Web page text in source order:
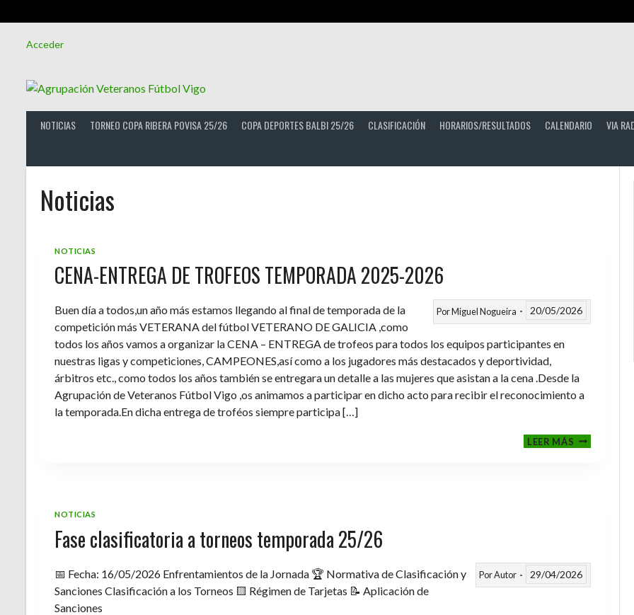
Acceder
NOTICIAS TORNEO COPA RIBERA POVISA 25/26 COPA DEPORTES BALBI 25/26 CLASIFICACIÓN HORARIOS/RESULTADOS CALENDARIO VIA
Noticias
NOTICIAS
CENA-ENTREGA DE TROFEOS TEMPORADA 2025-2026
PorMiguel Nogueira 20/05/2026
Buen día a todos,un año más estamos llegando al final de temporada de la
competición más VETERANA del fútbol VETERANO DE GALICIA ,como
todos los años vamos a organizar la CENA – ENTREGA de trofeos para todos los equipos participantes en
nuestras ligas y competiciones, CAMPEONES,así como a los jugadores más destacados y deportividad,
árbitros etc., como todos los años también se entregara un detalle a las mujeres que asistan a la cena .Desde la
Agrupación de Veteranos Fútbol Vigo ,os animamos a participar en dicho acto para recibir el reconocimiento a
la temporada.En dicha entrega de troféos siempre participa […]
LEER MÁSCENA-
ENTREGA
NOTICIAS
Fase clasificatoria a torneos temporada 25/26
PorAutor 29/04/2026
📅 Fecha: 16/05/2026 Enfrentamientos de la Jornada 🏆 Normativa de Clasificación y
Sanciones Clasificación a los Torneos 🟨 Régimen de Tarjetas 📝 Aplicación de
Sanciones